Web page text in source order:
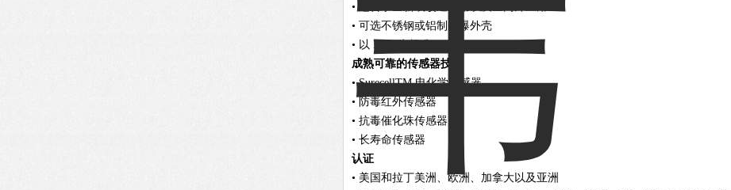
• 适合于全新或改造应用以及室内外应用
• 可选不锈钢或铝制防爆外壳
• 以 IP66 为标准
成熟可靠的传感器技术
• SurecellTM 电化学传感器
• 防毒红外传感器
• 抗毒催化珠传感器
• 长寿命传感器
认证
• 美国和拉丁美洲、欧洲、加拿大以及亚洲